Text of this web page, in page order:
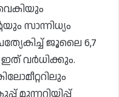
സാന്നിധ്യം
ജൂലൈ 6,7
വർധിക്കും.
മുന്നറിയിപ്പ്